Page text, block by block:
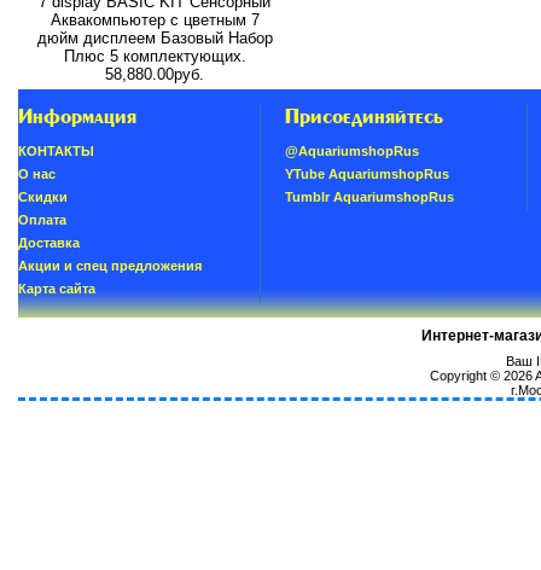
Аквакомпьютер с цветным 7
дюйм дисплеем Базовый Набор
Плюс 5 комплектующих.
58,880.00руб.
Информация
КОНТАКТЫ
О нас
Скидки
Oплатa
Доставка
Акции и спец предложения
Карта сайта
Присоединяйтесь
@AquariumshopRus
YTube AquariumshopRus
Tumblr AquariumshopRus
Интернет-
Ваш
Copyright © 2026